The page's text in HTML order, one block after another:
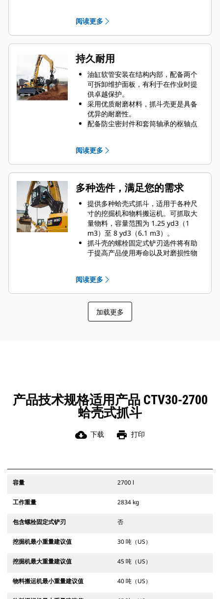
量。
Cat PL161 工装定位器是一款蓝牙设
备，可以帮您快速轻松地找到工装。
机器的车载蓝牙读取器或您手机上的
Cat 应用程序则可以帮助自动定位设
备。
借助 Cat Payload（适用于挖掘机）可
实现行驶中称重和无需回转即可得出
实时有效负载估计值，从而达到精确
的目标装载量并提高装载效率。
Cat 机器预设最适合抓斗的性能设置，
阅读更多
持久耐用
油缸软管安装在结构内部，配备两个
可拆卸维护面板，有利于在作业时提
供卓越保护。
采用优质耐磨材料，抓斗壳更是具备
优异的耐磨性。
配备防尘密封件和套筒轴承的枢轴点
缓冲抓斗壳打开时的作用力，能够承
受高达 5076 psi（35000 kPa）的液
压压力，并且可以减轻驾驶室振动，
使运行更加平稳。
标配两个起吊钩。它们安装在机具两
侧，帮助您将小型机器吊送至船舶的
货舱中，从而无需更换工装或机器即
可完成作业。
阅读更多
多种选件，满足您的需求
提供多种蛤壳式抓斗，适用于各种尺
寸的挖掘机和物料搬运机。可抓取大
量物料，容量范围为 1.25 yd3（1
m3）至 8 yd3（6.1 m3）。
抓斗壳的螺栓固定式铲刃选件将有助
于提高产品使用寿命以及对磨损性物
难的作业应用中提高对粘性物料的卸
载力。
阅读更多
加载更多
产品技术规格适用产品 CTV30-2700
蛤壳式抓斗
cloud_download 下载 print 打印
容量 2700 l
工作重量 2834 kg
包含螺栓固定式铲刃 否
挖掘机最小重量建议值 30 吨（US）
挖掘机最大重量建议值 45 吨（US）
物料搬运机最小重量建议值 40 吨（US）